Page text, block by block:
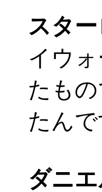
スター
イウ
たも
たんで
ダニエ